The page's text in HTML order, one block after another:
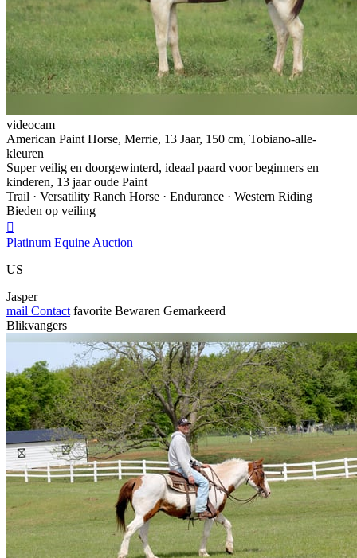
videocam
American Paint Horse, Merrie, 13 Jaar, 150 cm, Tobiano-alle-
kleuren
Super veilig en doorgewinterd, ideaal paard voor beginners en
kinderen, 13 jaar oude Paint
Trail · Versatility Ranch Horse · Endurance · Western Riding
Bieden op veiling

Platinum Equine Auction
US
Jasper
mail Contact favorite Bewaren Gemarkeerd
Blikvangers